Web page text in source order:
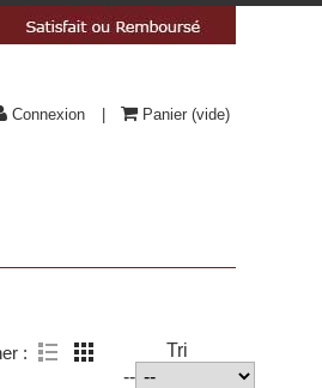
Panier (vide)
Connexion
Tri
--
: